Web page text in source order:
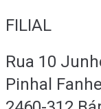
FILIAL
Rua 10
Pinhal